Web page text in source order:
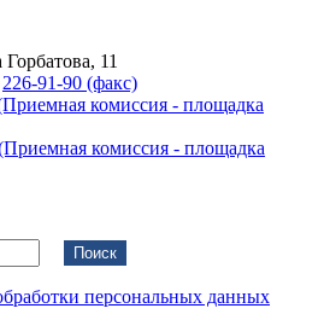
11
226-91-90 (факс)
комиссия - площадка
комиссия - площадка
Поиск
персональных данных